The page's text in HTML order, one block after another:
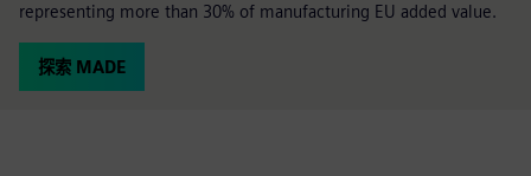
representing more than 30% of manufacturing EU added value.
探索 MADE